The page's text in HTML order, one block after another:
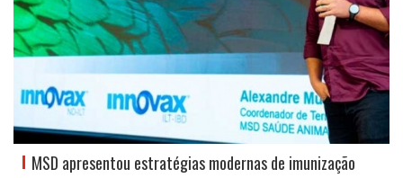
MSD apresentou estratégias modernas de imunização